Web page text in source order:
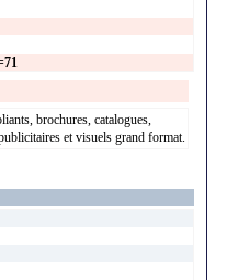
brochures, catalogues,
et visuels grand format.